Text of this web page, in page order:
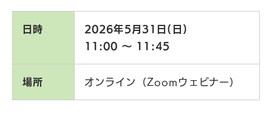
日時
2026年5月31日(日)
11:00 〜 11:45
場所 オンライン（Zoomウェビナー）